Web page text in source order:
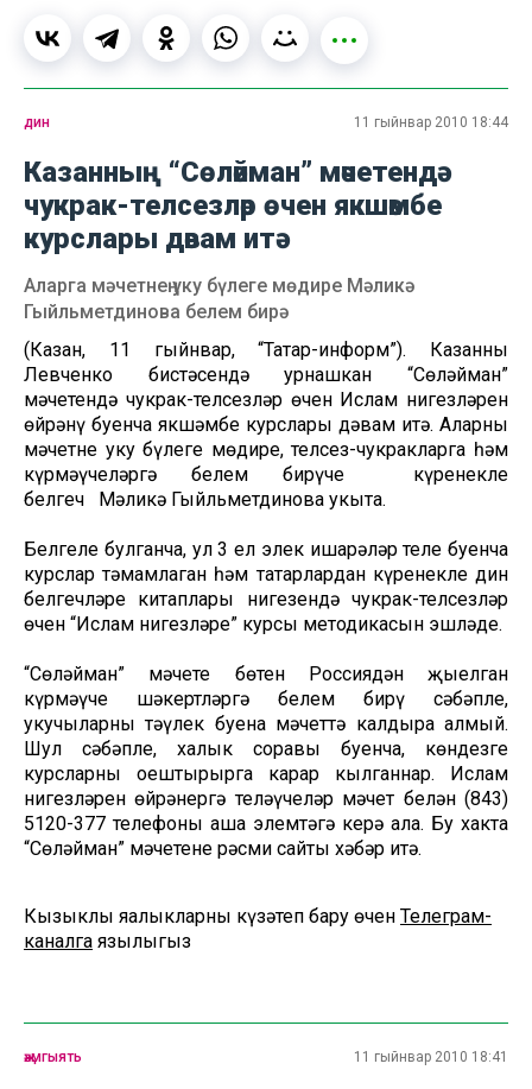
дин 11 гыйнвар 2010 18:44
Казанның “Сөләйман” мәчетендә
чукрак-телсезләр өчен якшәмбе
курслары дәвам итә
Аларга мәчетнең уку бүлеге мөдире Мәликә
Гыйльметдинова белем бирә
(Казан, 11 гыйнвар, “Татар-информ”). Казанның
Левченко бистәсендә урнашкан “Сөләйман”
мәчетендә чукрак-телсезләр өчен Ислам нигезләрен
өйрәнү буенча якшәмбе курслары дәвам итә. Аларны
мәчетнең уку бүлеге мөдире, телсез-чукракларга һәм
күрмәүчеләргә белем бирүче күренекле
белгеч Мәликә Гыйльметдинова укыта.
Белгеле булганча, ул 3 ел элек ишарәләр теле буенча
курслар тәмамлаган һәм татарлардан күренекле дин
белгечләре китаплары нигезендә чукрак-телсезләр
өчен “Ислам нигезләре” курсы методикасын эшләде.
“Сөләйман” мәчете бөтен Россиядән җыелган
күрмәүче шәкертләргә белем бирү сәбәпле,
укучыларны тәүлек буена мәчеттә калдыра алмый.
Шул сәбәпле, халык соравы буенча, көндезге
курсларны оештырырга карар кылганнар. Ислам
нигезләрен өйрәнергә теләүчеләр мәчет белән (843)
5120-377 телефоны аша элемтәгә керә ала. Бу хакта
“Сөләйман” мәчетенең рәсми сайты хәбәр итә.
Кызыклы яңалыкларны күзәтеп бару өчен Телеграм-
каналга язылыгыз
җәмгыять 11 гыйнвар 2010 18:41